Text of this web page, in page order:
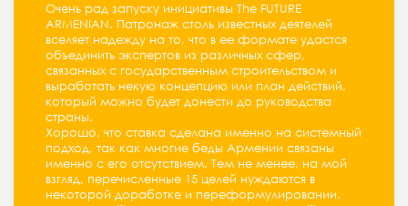
Очень рад запуску инициативы The FUTURE
ARMENIAN. Патронаж столь известных деятелей
вселяет надежду на то, что в ее формате удастся
объединить экспертов из различных сфер,
связанных с государственным строительством и
выработать некую концепцию или план действий,
который можно будет донести до руководства
страны.
Хорошо, что ставка сделана именно на системный
подход, так как многие беды Армении связаны
именно с его отсутствием. Тем не менее, на мой
взгляд, перечисленные 15 целей нуждаются в
некоторой доработке и переформулировании.